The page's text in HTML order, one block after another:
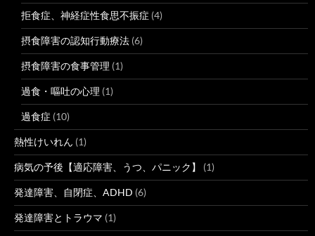
拒食症、神経症性食思不振症 (4)
摂食障害の認知行動療法 (6)
摂食障害の食事管理 (1)
過食・嘔吐の心理 (1)
過食症 (10)
熱性けいれん (1)
病気の予後【適応障害、うつ、パニック】 (1)
発達障害、自閉症、ADHD (6)
発達障害とトラウマ (1)